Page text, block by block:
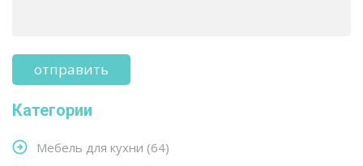
Категории
Мебель для кухни (64)